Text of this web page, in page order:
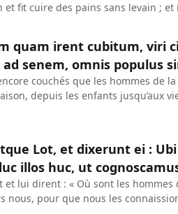
et fit cuire des pains sans levain ; et
quam irent cubitum, viri
senem, omnis populus
couchés que les hommes de
depuis les enfants jusqu’aux
Lot, et dixerunt ei :
illos huc, ut
et lui dirent : « Où sont les
nous, pour que nous les